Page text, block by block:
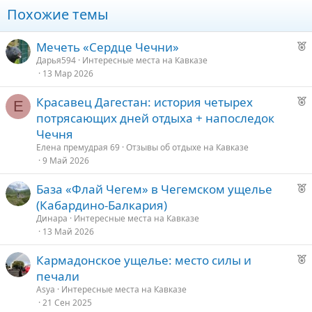
Похожие темы
Р
о
е
Мечеть «Сердце Чечни»
Дарья594 Интересные места на Кавказе
13 Мар 2026
Е
Р
е
н
Красавец Дагестан: история четырех
потрясающих дней отдыха + напоследок
Чечня
Елена премудрая 69 Отзывы об отдыхе на Кавказе
9 Май 2026
Р
е
База «Флай Чегем» в Чегемском ущелье
(Кабардино-Балкария)
Динара
Интересные места на Кавказе
13 Май 2026
Р
Кармадонское ущелье: место силы и
печали
Asya
Интересные места на Кавказе
21 Сен 2025